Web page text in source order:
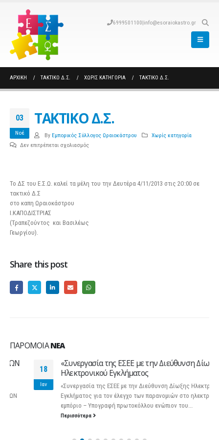
6999501100|info@esoraiokastro.gr
ΑΡΧΙΚΉ ΤΑΚΤΙΚΟ Δ.Σ. ΧΩΡΊΣ ΚΑΤΗΓΟΡΊΑ ΤΑΚΤΙΚΟ Δ.Σ.
03
Νοέ
ΤΑΚΤΙΚΟ Δ.Σ.
By Εμπορικός Σύλλογος Ωραιοκάστρου
Χωρίς κατηγορία
Δεν επιτρέπεται σχολιασμόςστο
Το ΔΣ του Ε.Σ.Ω. καλεί τα μέλη του την Δευτέρα 4/11/2013 στις 2Ο:00 σε
τακτικό Δ.Σ
στο καπη Ωραιοκάστρου
Ι.ΚΑΠΟΔΙΣΤΡΙΑΣ
(Τραπεζούντος και Βασιλέως
Γεωργίου).
Share this post
ΠΑΡΌΜΟΙΑΝΈΑ
«Συνεργασία της ΕΣΕΕ με την Διεύθυνση Δίωξης
Ηλεκτρονικού Εγκλήματος
«Συνεργασία της ΕΣΕΕ με την Διεύθυνση Δίωξης Ηλεκτρονικού
Εγκλήματος για τον έλεγχο των παρανομιών στο ηλεκτρονικό
εμπόριο – Υπογραφή πρωτοκόλλου ενώπιον του...
Περισσότερα